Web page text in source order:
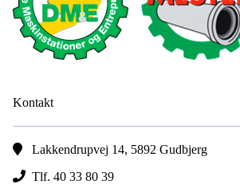
Kontakt
Lakkendrupvej 14, 5892 Gudbjerg
Tlf. 40 33 80 39